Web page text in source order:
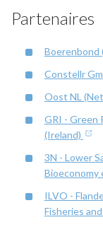
Partenaires
Boerenbond
Constellr
Oost NL
GRI - Green
(Ireland)
3N - Lower
Bioeconomy
ILVO -
Fisheries